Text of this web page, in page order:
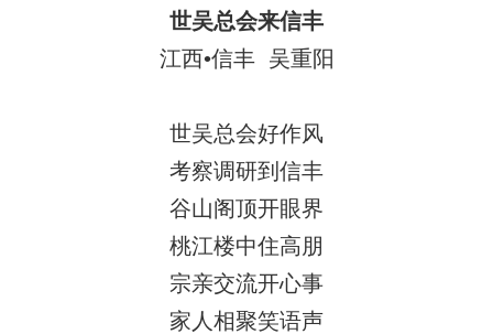
世吴总会来信丰
江西•信丰 吴重阳
世吴总会好作风
考察调研到信丰
谷山阁顶开眼界
桃江楼中住高朋
宗亲交流开心事
家人相聚笑语声